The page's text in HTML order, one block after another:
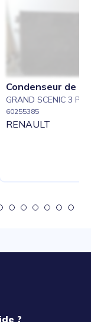
Condenseur de
GRAND SCENIC 3
60255385
RENAULT
?